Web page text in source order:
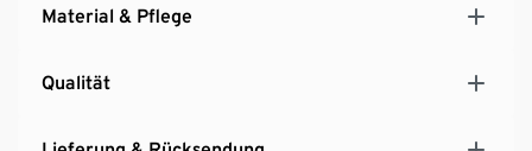
Material & Pflege
Qualität